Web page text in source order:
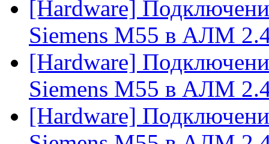
[Hardware]
Siemens M55 в АЛМ
[Hardware]
Siemens M55 в АЛМ
[Hardware]